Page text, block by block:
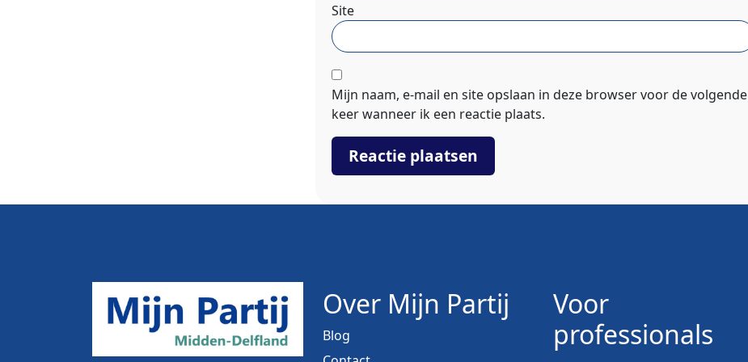
Site
Mijn naam, e-mail en site opslaan in deze browser voor de volgende
keer wanneer ik een reactie plaats.
Over Mijn Partij
Blog
Voor
professionals